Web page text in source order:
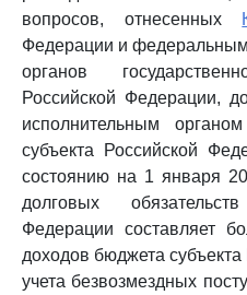
вопросов, отнесенных
Федерации и
органов
Российской Федерации,
исполнительным
субъекта Российской
состоянию на 1 января
долговых
Федерации составляет
доходов бюджета
учета безвозмездных